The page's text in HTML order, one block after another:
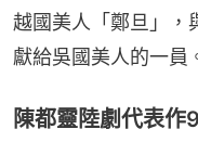
越國美人「鄭旦」，
獻給吳國美人的一員
陳都靈陸劇代表作